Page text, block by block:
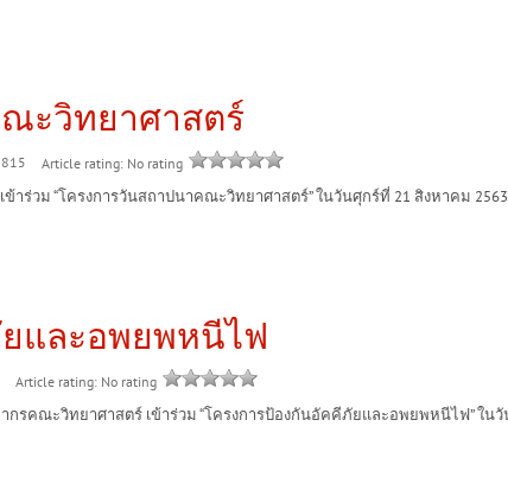
ะวิทยาศาสตร์
815 Article rating: No rating
“โครงการวันสถาปนาคณะวิทยาศาสตร์” ในวันศุกร์ที่ 21 สิงหาคม 2563
และอพยพหนีไฟ
Article rating: No rating
วิทยาศาสตร์ เข้าร่วม “โครงการป้องกันอัคคีภัยและอพยพหนีไฟ” ในวันศุ